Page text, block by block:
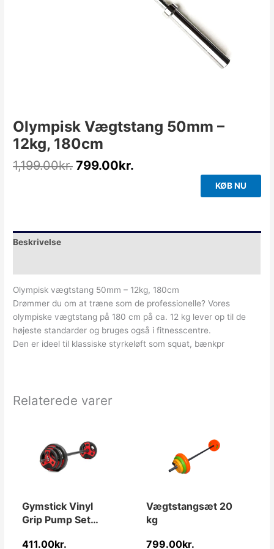
Olympisk Vægtstang 50mm –
12kg, 180cm
1,199.00kr. 799.00kr.
KØB NU
Beskrivelse
Olympisk vægtstang 50mm – 12kg, 180cm
Drømmer du om at træne som de professionelle? Vores
olympiske vægtstang på 180 cm på ca. 12 kg lever op til de
højeste standarder og bruges også i fitnesscentre.
Den er ideel til klassiske styrkeløft som squat, bænkpr
Relaterede varer
Gymstick Vinyl
Grip Pump Set
411.00kr.
Vægtstangsæt 20
kg
799.00kr.